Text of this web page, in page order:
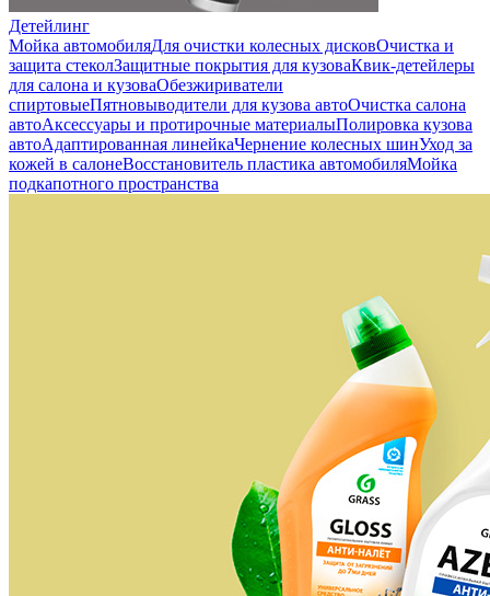
Детейлинг
Мойка автомобиляДля очистки колесных дисковОчистка и
защита стеколЗащитные покрытия для кузоваКвик-детейлеры
для салона и кузоваОбезжириватели
спиртовыеПятновыводители для кузова автоОчистка салона
автоАксессуары и протирочные материалыПолировка кузова
автоАдаптированная линейкаЧернение колесных шинУход за
кожей в салонеВосстановитель пластика автомобиляМойка
подкапотного пространства